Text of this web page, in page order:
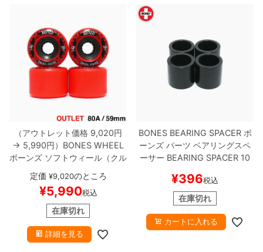
（アウトレット価格 9,020円
→ 5,990円） BONES WHEEL
ボーンズ ソフトウィール（クル
ーザー）
RUNNERS（80A）赤 59mm
在庫処分スケートボード スケ
ボー
定価 ¥9,020のところ
¥5,990税込
在庫切れ
詳細を見る
BONES BEARING SPACERボ
ーンズ パーツ ベアリングスペ
ーサー BEARING SPACER 10
¥396税込
在庫切れ
カートに入れる